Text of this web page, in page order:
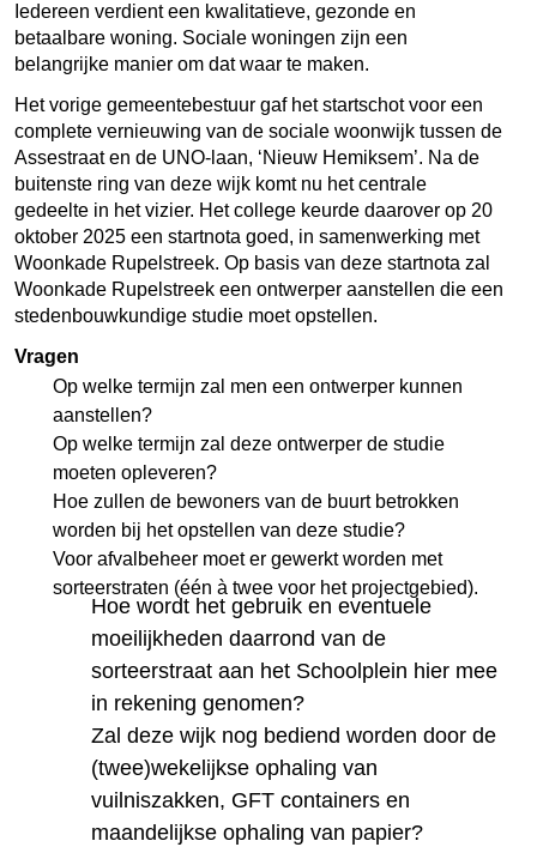
Iedereen verdient een kwalitatieve, gezonde en
betaalbare woning. Sociale woningen zijn een
belangrijke manier om dat waar te maken.
Het vorige gemeentebestuur gaf het startschot voor een
complete vernieuwing van de sociale woonwijk tussen de
Assestraat en de UNO-laan, ‘Nieuw Hemiksem’. Na de
buitenste ring van deze wijk komt nu het centrale
gedeelte in het vizier. Het college keurde daarover op 20
oktober 2025 een startnota goed, in samenwerking met
Woonkade Rupelstreek. Op basis van deze startnota zal
Woonkade Rupelstreek een ontwerper aanstellen die een
stedenbouwkundige studie moet opstellen.
Vragen
Op welke termijn zal men een ontwerper kunnen
aanstellen?
Op welke termijn zal deze ontwerper de studie
moeten opleveren?
Hoe zullen de bewoners van de buurt betrokken
worden bij het opstellen van deze studie?
Voor afvalbeheer moet er gewerkt worden met
sorteerstraten (één à twee voor het projectgebied).
Hoe wordt het gebruik en eventuele
moeilijkheden daarrond van de
sorteerstraat aan het Schoolplein hier mee
in rekening genomen?
Zal deze wijk nog bediend worden door de
(twee)wekelijkse ophaling van
vuilniszakken, GFT containers en
maandelijkse ophaling van papier?